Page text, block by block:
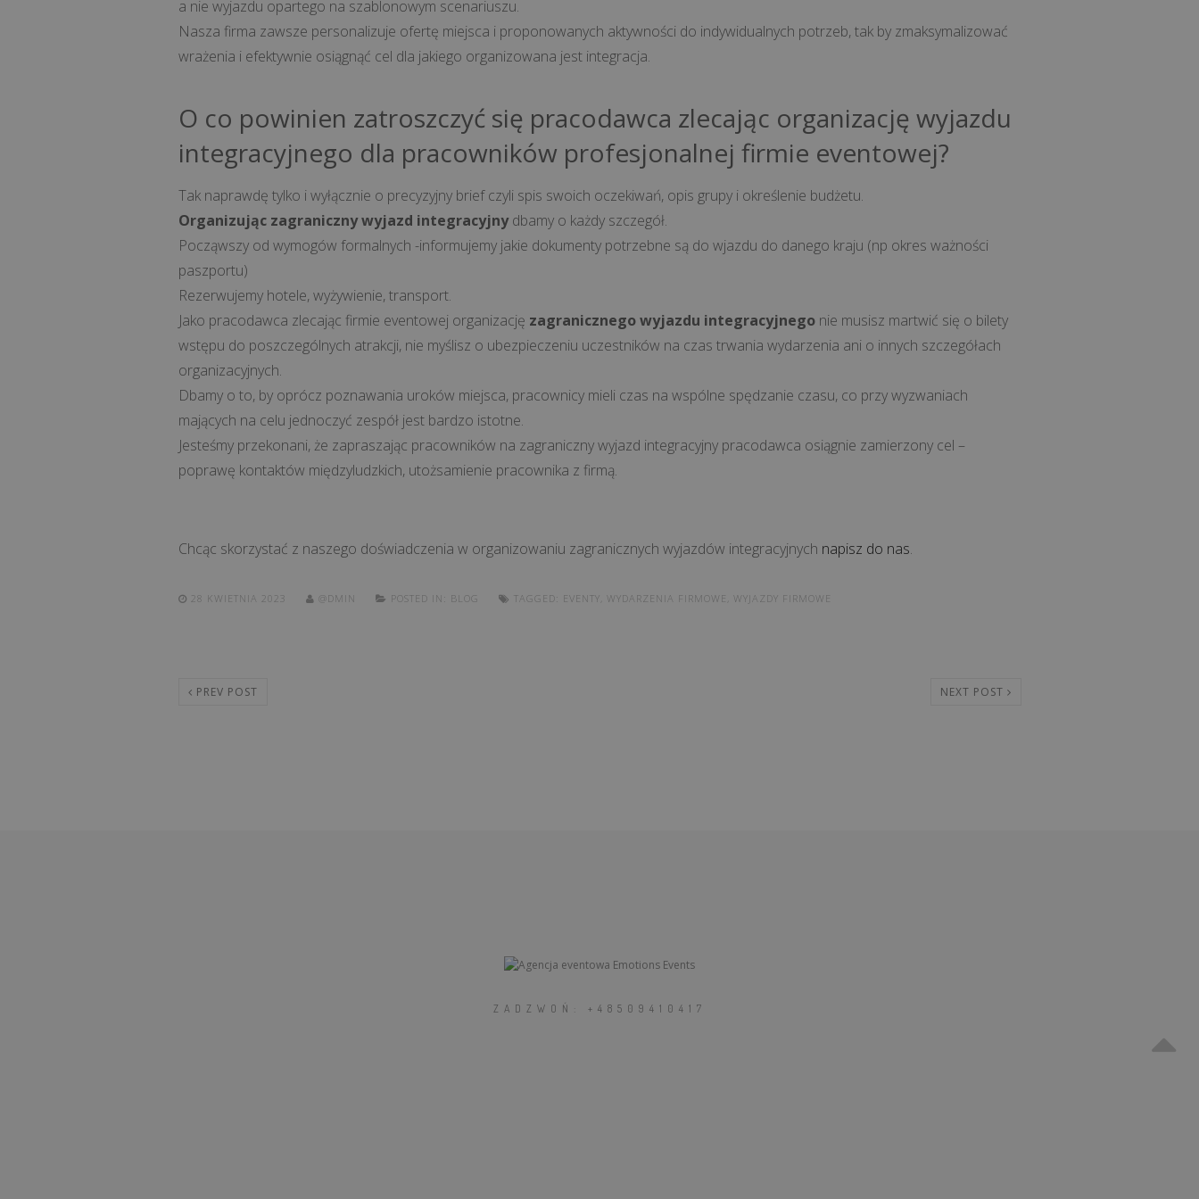
a nie wyjazdu opartego na szablonowym scenariuszu.
Nasza firma zawsze personalizuje ofertę miejsca i proponowanych aktywności do indywidualnych potrzeb, tak by zmaksymalizować
wrażenia i efektywnie osiągnąć cel dla jakiego organizowana jest integracja.
O co powinien zatroszczyć się pracodawca zlecając organizację wyjazdu
integracyjnego dla pracowników profesjonalnej firmie eventowej?
Tak naprawdę tylko i wyłącznie o precyzyjny brief czyli spis swoich oczekiwań, opis grupy i określenie budżetu.
Organizując zagraniczny wyjazd integracyjnydbamy o każdy szczegół.
Począwszy od wymogów formalnych -informujemy jakie dokumenty potrzebne są do wjazdu do danego kraju (np okres ważności
paszportu)
Rezerwujemy hotele, wyżywienie, transport.
Jako pracodawca zlecając firmie eventowej organizację zagranicznego wyjazdu integracyjnegonie musisz martwić się o bilety
wstępu do poszczególnych atrakcji, nie myślisz o ubezpieczeniu uczestników na czas trwania wydarzenia ani o innych szczegółach
organizacyjnych.
Dbamy o to, by oprócz poznawania uroków miejsca, pracownicy mieli czas na wspólne spędzanie czasu, co przy wyzwaniach
mających na celu jednoczyć zespół jest bardzo istotne.
Jesteśmy przekonani, że zapraszając pracowników na zagraniczny wyjazd integracyjny pracodawca osiągnie zamierzony cel –
poprawę kontaktów międzyludzkich, utożsamienie pracownika z firmą.
Chcąc skorzystać z naszego doświadczenia w organizowaniu zagranicznych wyjazdów integracyjnych napisz do nas.
28 KWIETNIA 2023 @DMIN POSTED IN: BLOG TAGGED: EVENTY WYDARZENIA FIRMOWE WYJAZDY FIRMOWE
PREV POST NEXT POST
ZADZWOŃ: +48509410417